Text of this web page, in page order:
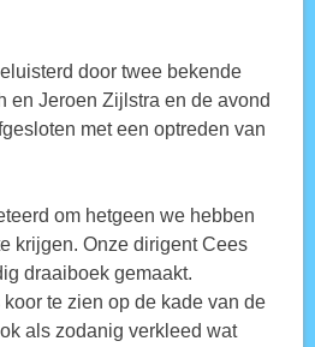
door twee bekende
en Jeroen Zijlstra en de avond
met een optreden van
om hetgeen we hebben
krijgen. Onze dirigent Cees
draaiboek gemaakt.
te zien op de kade van de
als zodanig verkleed wat